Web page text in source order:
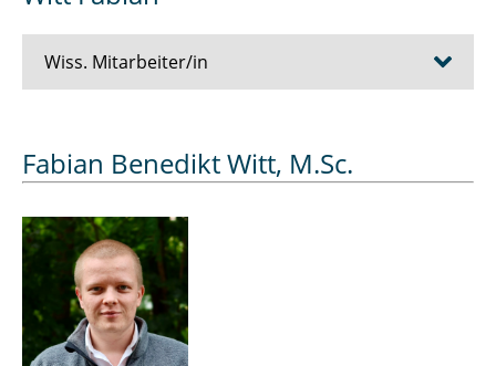
Wiss. Mitarbeiter/in
Cziumplik David
Dubowik Alexander
Düe Alexandra
Eickelmann Jens
Fabian Benedikt Witt, M.Sc.